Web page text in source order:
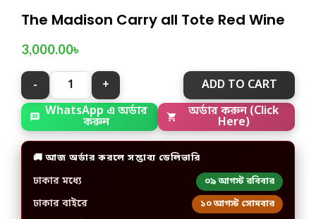
The Madison Carry all Tote Red Wine
3,000.00৳
ADD TO CART
WhatsApp এ অর্ডার
করুন
অর্ডার করুন (Click
Here)
🚚 আজ অর্ডার করলে সম্ভাব্য ডেলিভারি
ঢাকার মধ্যে ০৯ আগস্ট রবিবার
ঢাকার বাইরে ১০ আগস্ট সোমবার